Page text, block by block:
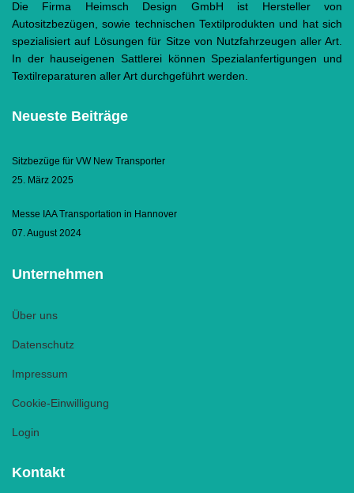
Die Firma Heimsch Design GmbH ist Hersteller von
Autositzbezügen, sowie technischen Textilprodukten und hat sich
spezialisiert auf Lösungen für Sitze von Nutzfahrzeugen aller Art.
In der hauseigenen Sattlerei können Spezialanfertigungen und
Textilreparaturen aller Art durchgeführt werden.
Neueste Beiträge
Sitzbezüge für VW New Transporter
25. März 2025
Messe IAA Transportation in Hannover
07. August 2024
Unternehmen
Über uns
Datenschutz
Impressum
Cookie-Einwilligung
Login
Kontakt